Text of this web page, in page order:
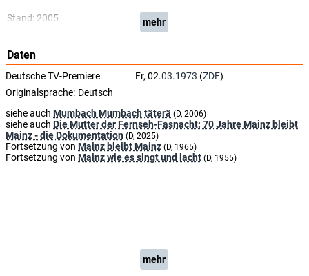
Stand: 2005 mehr
Daten
Deutsche TV-Premiere Fr, 02.03.1973 (ZDF)
Originalsprache: Deutsch
siehe auch Mumbach Mumbach täterä (D, 2006)
siehe auch Die Mutter der Fernseh-Fasnacht: 70 Jahre Mainz bleibt
Mainz - die Dokumentation (D, 2025)
Fortsetzung von Mainz bleibt Mainz (D, 1965)
Fortsetzung von Mainz wie es singt und lacht (D, 1955)
mehr